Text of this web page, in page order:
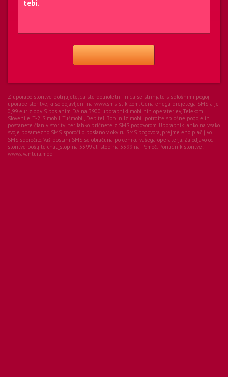
Z uporabo storitve potrjujete, da ste polnoletni in da se strinjate s splošnimi pogoji
uporabe storitve, ki so objavljeni na www.sms-stiki.com. Cena enega prejetega SMS-a je
0,99 eur z ddv. S poslanim DA na 3900 uporabniki mobilnih operaterjev, Telekom
Slovenije, T-2, Simobil, Tušmobil, Debitel, Bob in Izimobil potrdite splošne pogoje in
postanete član v storitvi ter lahko pričnete z SMS pogovorom. Uporabnik lahko na vsako
svoje posamezno SMS sporočilo poslano v okviru SMS pogovora, prejme eno plačljivo
SMS sporočilo. Vaš poslani SMS se obračuna po ceniku vašega operaterja. Za odjavo od
storitve pošljite chat_stop na 3399 ali stop na 3399 na Pomoč: Ponudnik storitve:
www.avantura.mobi